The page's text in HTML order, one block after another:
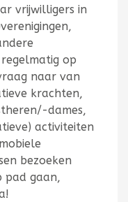
vrijwilligers in
op
naar van
krachten,
dames,
activiteiten
bezoeken
pad gaan,